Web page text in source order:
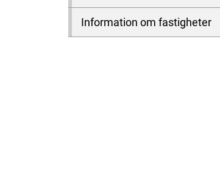
Information om fastigheter